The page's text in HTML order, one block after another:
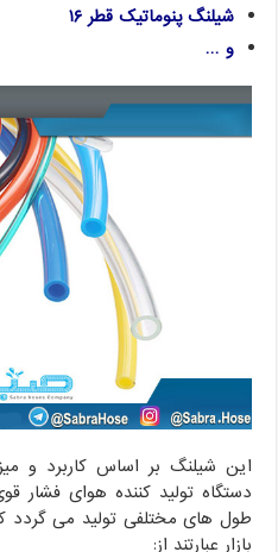
شیلنگ پنوماتیک قطر ۱۶
و …
این شیلنگ بر اساس کاربرد و
دستگاه تولید کننده هوای فشار
طول های مختلفی تولید می گردد
بازار عبارتند از: